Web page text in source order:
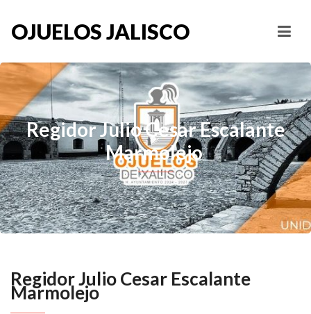
OJUELOS JALISCO
Regidor Julio Cesar Escalante
Marmolejo
Regidor Julio Cesar Escalante
Marmolejo